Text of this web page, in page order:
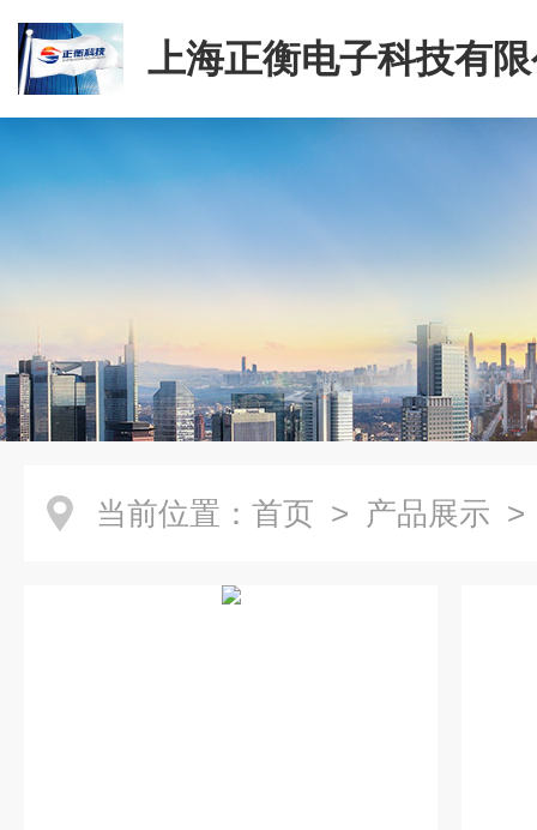
上海正衡电子科技有
当前位置： 首页 > 产品展示